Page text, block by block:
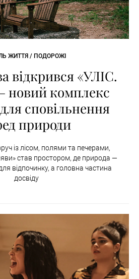
ЖИТТЯ / ПОДОРОЖІ
відкрився «УЛІС.
новий комплекс
сповільнення
природи
із лісом, полями та печерами,
став простором, де природа —
відпочинку, а головна частина
досвіду